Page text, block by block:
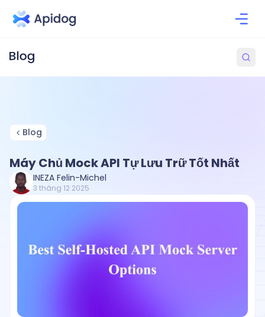
Blog
Máy Chủ Mock API Tự Lưu Trữ Tốt Nhất
INEZA Felin-Michel
3 tháng 12 2025